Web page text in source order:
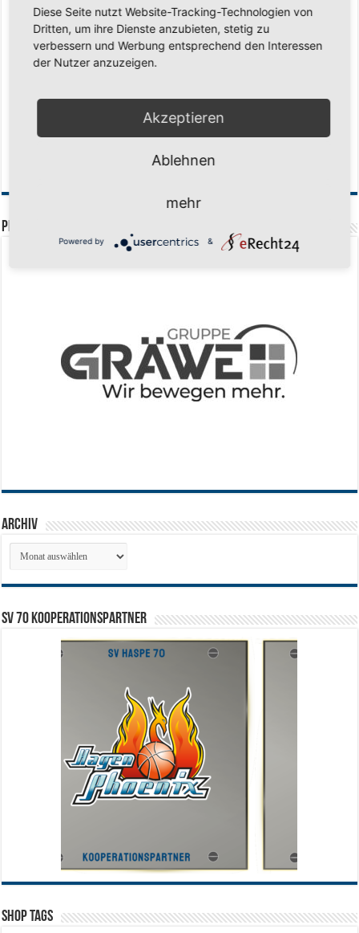
Saison 2026/2027 Trainingszeiten Jugend 15. Mai 2026
Regionalliga-Meister SV Haspe 70 12. Mai 2026
Historischer Triumph in Langen: Ü45 krönt sich zum fünften Mal in Folge
Zum Heimabschluss ein Ausrufezeichen
6. Mai 2026
PREMIUMPARTNER
Archiv
Archiv
SV 70 Kooperationspartner
Shop Tags
Diese Seite nutzt Website-Tracking-Technologien von
Dritten, um ihre Dienste anzubieten, stetig zu
verbessern und Werbung entsprechend den Interessen
der Nutzer anzuzeigen.
Akzeptieren
Ablehnen
mehr
Powered by &